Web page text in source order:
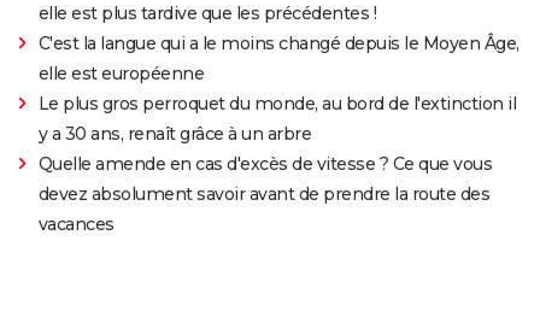
elle est plus tardive que les précédentes !
C'est la langue qui a le moins changé depuis le Moyen Âge,
elle est européenne
Le plus gros perroquet du monde, au bord de l'extinction il
y a 30 ans, renaît grâce à un arbre
Quelle amende en cas d'excès de vitesse ? Ce que vous
devez absolument savoir avant de prendre la route des
vacances